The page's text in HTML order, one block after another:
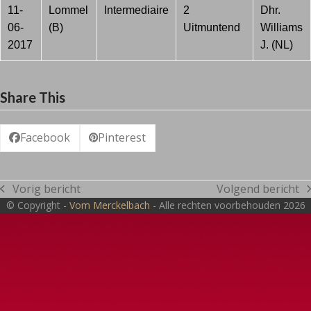
11-
06-
2017
Lommel
(B)
Intermediaire
2
Uitmuntend
Dhr.
Williams
J. (NL)
Share This
Facebook Pinterest
previous
post:
Vorig bericht
next
post:
Volgend bericht
© Copyright - Vom Merckelbach - Alle rechten voorbehouden 2026